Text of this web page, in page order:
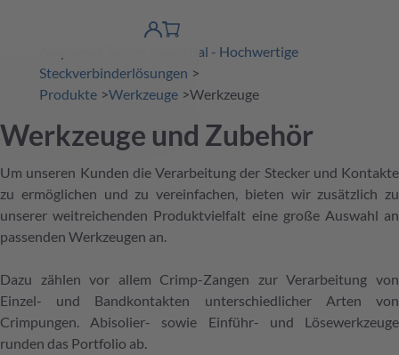
Produktfinder
Warenkorb
Amphenol Tuchel Industrial - Hochwertige
Steckverbinderlösungen
Produkte
Werkzeuge Werkzeuge
Werkzeuge und Zubehör
Um unseren Kunden die Verarbeitung der Stecker und Kontakte
zu ermöglichen und zu vereinfachen, bieten wir zusätzlich zu
unserer weitreichenden Produktvielfalt eine große Auswahl an
passenden Werkzeugen an.
Dazu zählen vor allem Crimp-Zangen zur Verarbeitung von
Einzel- und Bandkontakten unterschiedlicher Arten von
Crimpungen. Abisolier- sowie Einführ- und Lösewerkzeuge
runden das Portfolio ab.